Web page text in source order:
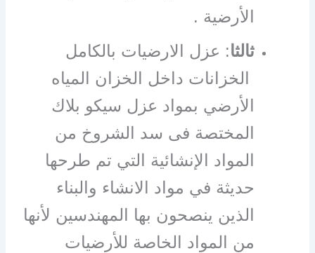
الأرضية .
ثالثا: عزل الارضيات بالكامل
الخزانات داخل الخزان المياه
الأرضي بمواد عزل سيكو بلاك
المختصة فى سد الشروخ من
المواد الإنشائية التي تم طرحها
حديثة في مواد الانشاء والبناء
الذين ينصحون بها المهندسين لأنها
من المواد الخاصة للأرضيات